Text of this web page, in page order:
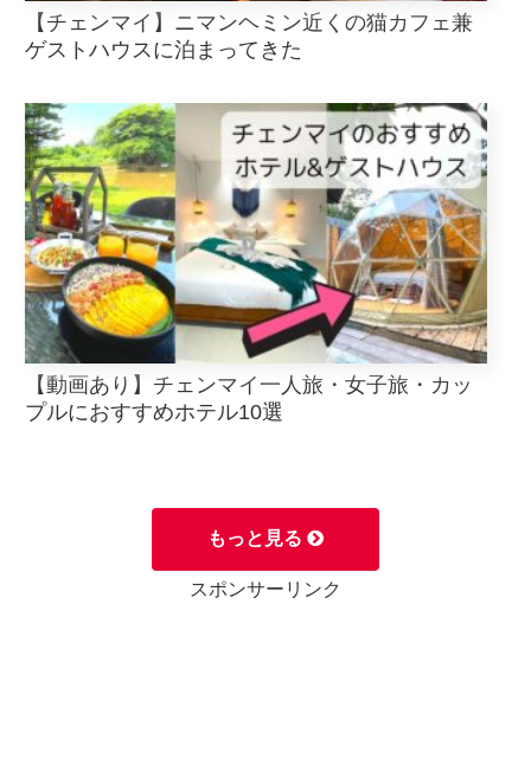
【チェンマイ】ニマンヘミン近くの猫カフェ兼
ゲストハウスに泊まってきた
【動画あり】チェンマイ一人旅・女子旅・カッ
プルにおすすめホテル10選
もっと見る
スポンサーリンク